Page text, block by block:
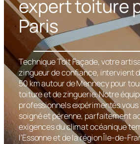
expert toiture
Paris
Technique Toit Façade, votre
zingueur de confiance, intervient
50 km autour de Mennecy pour
toiture et de zinguerie. Notre
professionnels expérimentés
soigné et pérenne, parfaitement
exigences du climat océanique
l’Essonne et de la région Île-de-